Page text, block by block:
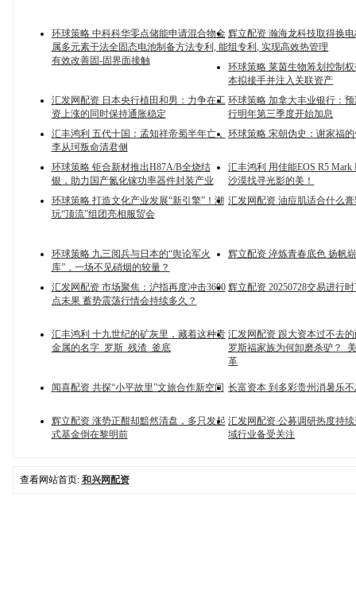
环球策略 中科科华零点储能申请混合物金
属多元素干法全固态电池制备方法专利, 能
有效改善固-固界面接触
辉立配资 瀚海龙科技取得换
组专利, 实现高效热管理
环球策略 莱茵生物筹划控制
本拟接手并注入关联资产
汇发网配资 日本央行植田和男：力争在工
资上涨的同时保持通胀稳定
环球策略 加拿大丰业银行：
行明年第三季度开始加息
汇丰鸿利 五代十国：孟知祥帝蜀半年亡，
李从珂叛命清君侧
环球策略 宋朝伪史：谢家福
环球策略 钜合新材推出H87A/B全烧结
银，助力国产氮化镓功率器件封装产业
汇丰鸿利 用佳能EOS R5
沙漠找寻光影的美！
环球策略 打造文化产业发展“新引擎”！潮
玩“顶流”组团亮相服贸会
汇发网配资 油痘肌适合什么
环球策略 九三阅兵与日本的“舆论军火
库”，一场不见硝烟的较量？
辉立配资 淬炼青春底色 扬帆
汇发网配资 市场聚焦：沪指再度冲击3600
点未果 蓄势震荡行情会持续多久？
辉立配资 20250728交易进行
汇丰鸿利 十九世纪的矿灰里，藏着这种贵
金属的名字_罗斯_残渣_釜底
汇发网配资 跟大资本过不去
罗斯福家族为何卸磨杀驴？_
革
闻喜配资 共探“小平故里”文旅合作新空间 长富资本 到多彩贵州消暑乐
辉立配资 涨势正酣却黯然清盘，多只发起
式基金倒在黎明前
汇发网配资 公募调研热度持
域行业备受关注
查看网站首页: 和兴网配资